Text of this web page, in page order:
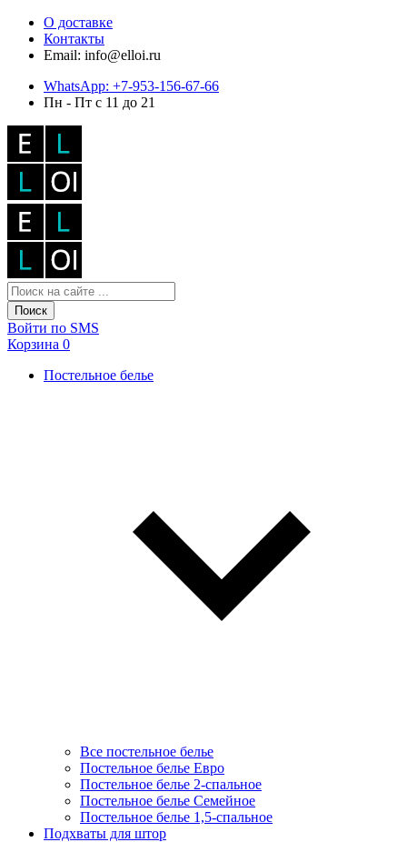
О доставке
Контакты
Email: info@elloi.ru
WhatsApp: +7-953-156-67-66
Пн - Пт с 11 до 21
Поиск
Войти по SMS
Корзина 0
Постельное белье
Все постельное белье
Постельное белье Евро
Постельное белье 2-спальное
Постельное белье Семейное
Постельное белье 1,5-спальное
Подхваты для штор